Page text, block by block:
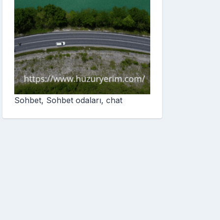
Sohbet, Sohbet odaları, chat